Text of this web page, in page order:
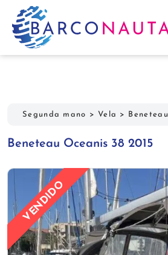
Segunda mano > Vela > Beneteau
Beneteau Oceanis 38 2015
VENDIDO